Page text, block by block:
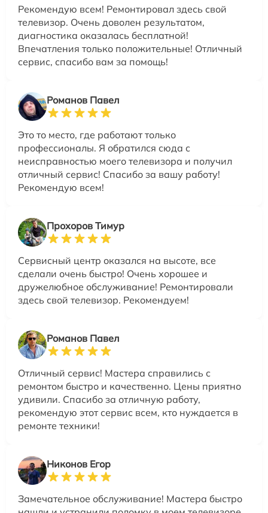
Рекомендую всем! Ремонтировал здесь свой
телевизор. Очень доволен результатом,
диагностика оказалась бесплатной!
Впечатления только положительные! Отличный
сервис, спасибо вам за помощь!
Романов Павел
Это то место, где работают только
профессионалы. Я обратился сюда с
неисправностью моего телевизора и получил
отличный сервис! Спасибо за вашу работу!
Рекомендую всем!
Прохоров Тимур
Сервисный центр оказался на высоте, все
сделали очень быстро! Очень хорошее и
дружелюбное обслуживание! Ремонтировали
здесь свой телевизор. Рекомендуем!
Романов Павел
Отличный сервис! Мастера справились с
ремонтом быстро и качественно. Цены приятно
удивили. Спасибо за отличную работу,
рекомендую этот сервис всем, кто нуждается в
ремонте техники!
Никонов Егор
Замечательное обслуживание! Мастера быстро